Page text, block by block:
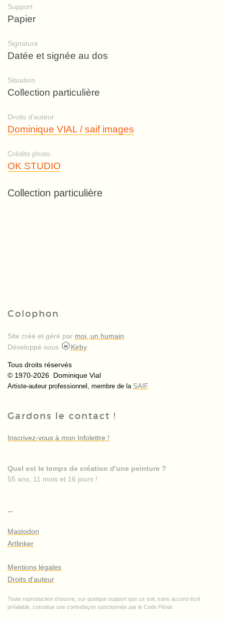
Support
Papier
Signature
Datée et signée au dos
Situation
Collection particulière
Droits d'auteur
Dominique VIAL / saif images
Crédits photo
OK STUDIO
Collection particulière
Colophon
Site créé et géré par moi, un humain
Développé sous
Kirby.
Tous droits réservés
© 1970-2026 Dominique Vial
Artiste-auteur professionnel, membre de la SAIF
Gardons le contact !
Inscrivez-vous à mon Infolettre !
Quel est le temps de création d'une peinture ?
55 ans, 11 mois et 16 jours !
…
Mastodon
Artlinker
Mentions légales
Droits d'auteur
Toute reproduction d'œuvre, sur quelque support que ce soit, sans accord écrit
préalable, constitue une contrefaçon sanctionnée par le Code Pénal.